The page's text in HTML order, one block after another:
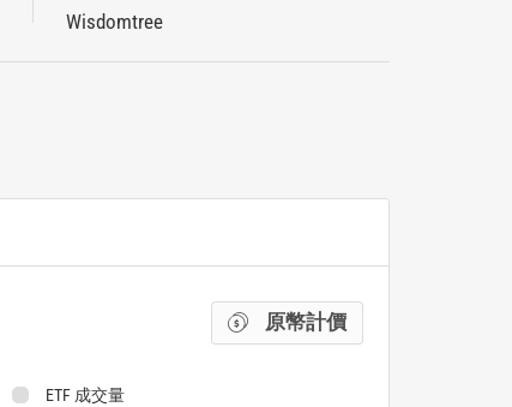
Wisdomtree
原幣計價
ETF 成交量